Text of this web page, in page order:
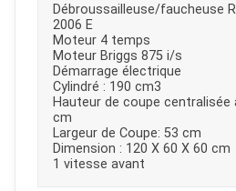
Débroussailleuse/faucheuse
2006 E
Moteur 4 temps
Moteur Briggs 875 i/s
Démarrage électrique
Cylindré : 190 cm3
Hauteur de coupe centralisée
cm
Largeur de Coupe: 53 cm
Dimension : 120 X 60 X 60 cm
1 vitesse avant